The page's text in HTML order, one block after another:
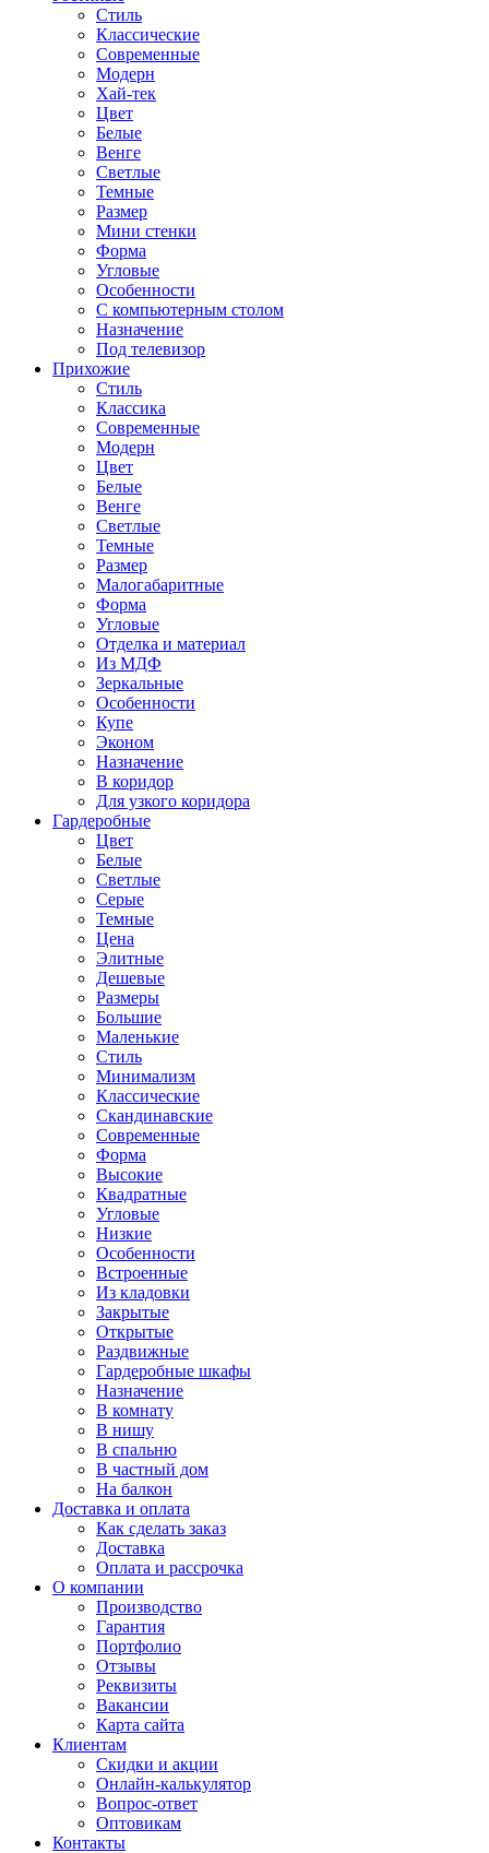
Стиль
Классические
Современные
Модерн
Хай-тек
Цвет
Белые
Венге
Светлые
Темные
Размер
Мини стенки
Форма
Угловые
Особенности
С компьютерным столом
Назначение
Под телевизор
Прихожие
Стиль
Классика
Современные
Модерн
Цвет
Белые
Венге
Светлые
Темные
Размер
Малогабаритные
Форма
Угловые
Отделка и материал
Из МДФ
Зеркальные
Особенности
Купе
Эконом
Назначение
В коридор
Для узкого коридора
Гардеробные
Цвет
Белые
Светлые
Серые
Темные
Цена
Элитные
Дешевые
Размеры
Большие
Маленькие
Стиль
Минимализм
Классические
Скандинавские
Современные
Форма
Высокие
Квадратные
Угловые
Низкие
Особенности
Встроенные
Из кладовки
Закрытые
Открытые
Раздвижные
Гардеробные шкафы
Назначение
В комнату
В нишу
В спальню
В частный дом
На балкон
Доставка и оплата
Как сделать заказ
Доставка
Оплата и рассрочка
О компании
Производство
Гарантия
Портфолио
Отзывы
Реквизиты
Вакансии
Карта сайта
Клиентам
Скидки и акции
Онлайн-калькулятор
Вопрос-ответ
Оптовикам
Контакты